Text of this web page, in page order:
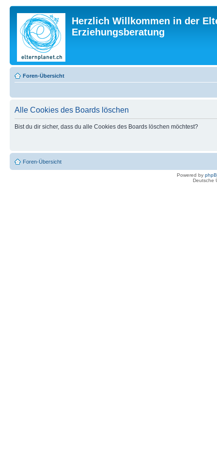
Herzlich Willkommen in der
Erziehungsberatung
Foren-Übersicht
Alle Cookies des Boards löschen
Bist du dir sicher, dass du alle Cookies des Boards löschen möchtest?
Foren-Übersicht
Powered by
Deutsche